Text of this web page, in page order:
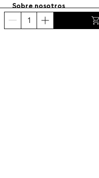
Sobre nosotros
Categorías
Contacto y ayuda